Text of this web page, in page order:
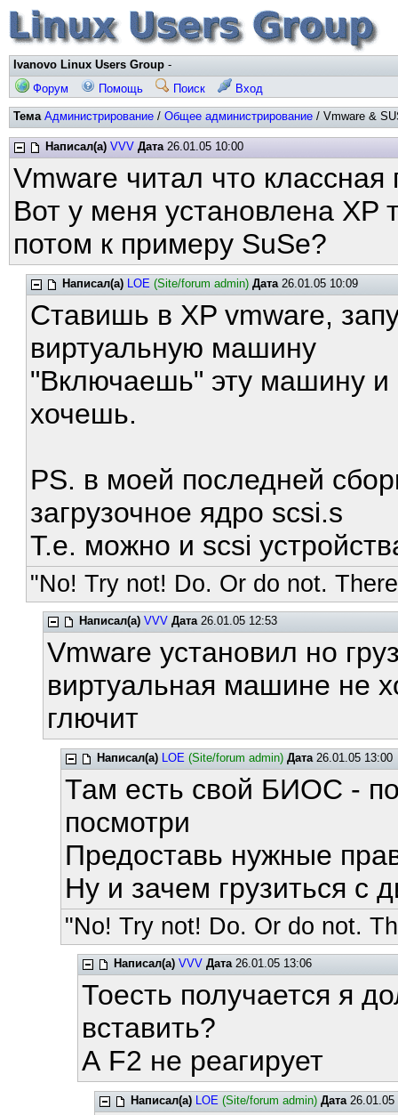
Ivanovo Linux Users Group -
Форум
Помощь Поиск Вход
Тема Администрирование / Общее администрирование / Vmware &
Написал(а) VVV Дата26.01.05 10:00
Vmware читал что
Вот у меня установлена XP
потом к примеру SuSe?
Написал(а) LOE (Site/forum admin) Дата26.01.05 10:09
Ставишь в XP vmware,
виртуальную машину
"Включаешь" эту машину и
хочешь.
PS. в моей последней
загрузочное ядро scsi.s
Т.е. можно и scsi
"No! Try not! Do. Or do not.
Написал(а) VVV Дата26.01.05 12:53
Vmware установил но
виртуальная машине не
глючит
Написал(а) LOE (Site/forum admin) Дата26.01.05 13:00
Там есть свой БИОС -
посмотри
Предоставь нужные
Ну и зачем грузиться с
"No! Try not! Do. Or do not.
Написал(а) VVV Дата26.01.05 13:06
Тоесть получается я
вставить?
А F2 не реагирует
Написал(а) LOE (Site/forum admin) Дата26.01.05